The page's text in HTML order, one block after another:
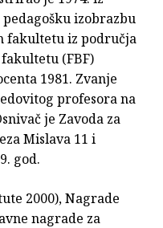
izobrazbu
fakultetu iz područja
(FBF)
1981. Zvanje
profesora na
je Zavoda za
Mislava 11 i
god.
2000), Nagrade
nagrade za